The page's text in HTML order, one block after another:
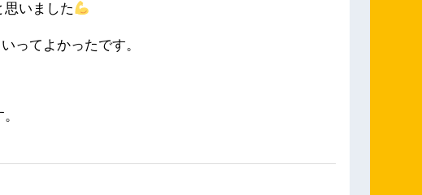
いました
ってよかったです。